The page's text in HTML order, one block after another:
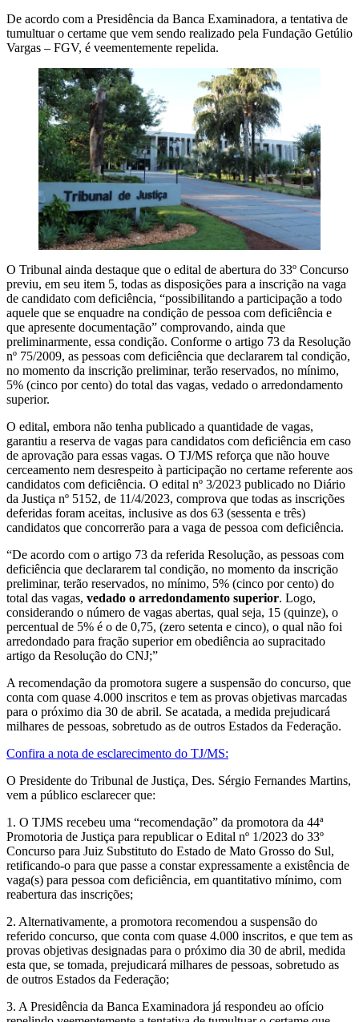
De acordo com a Presidência da Banca Examinadora, a tentativa de
tumultuar o certame que vem sendo realizado pela Fundação Getúlio
Vargas – FGV, é veementemente repelida.
O Tribunal ainda destaque que o edital de abertura do 33º Concurso
previu, em seu item 5, todas as disposições para a inscrição na vaga
de candidato com deficiência, “possibilitando a participação a todo
aquele que se enquadre na condição de pessoa com deficiência e
que apresente documentação” comprovando, ainda que
preliminarmente, essa condição. Conforme o artigo 73 da Resolução
nº 75/2009, as pessoas com deficiência que declararem tal condição,
no momento da inscrição preliminar, terão reservados, no mínimo,
5% (cinco por cento) do total das vagas, vedado o arredondamento
superior.
O edital, embora não tenha publicado a quantidade de vagas,
garantiu a reserva de vagas para candidatos com deficiência em caso
de aprovação para essas vagas. O TJ/MS reforça que não houve
cerceamento nem desrespeito à participação no certame referente aos
candidatos com deficiência. O edital nº 3/2023 publicado no Diário
da Justiça nº 5152, de 11/4/2023, comprova que todas as inscrições
deferidas foram aceitas, inclusive as dos 63 (sessenta e três)
candidatos que concorrerão para a vaga de pessoa com deficiência.
“De acordo com o artigo 73 da referida Resolução, as pessoas com
deficiência que declararem tal condição, no momento da inscrição
preliminar, terão reservados, no mínimo, 5% (cinco por cento) do
total das vagas, vedado o arredondamento superior. Logo,
considerando o número de vagas abertas, qual seja, 15 (quinze), o
percentual de 5% é o de 0,75, (zero setenta e cinco), o qual não foi
arredondado para fração superior em obediência ao supracitado
artigo da Resolução do CNJ;”
A recomendação da promotora sugere a suspensão do concurso, que
conta com quase 4.000 inscritos e tem as provas objetivas marcadas
para o próximo dia 30 de abril. Se acatada, a medida prejudicará
milhares de pessoas, sobretudo as de outros Estados da Federação.
Confira a nota de esclarecimento do TJ/MS:
O Presidente do Tribunal de Justiça, Des. Sérgio Fernandes Martins,
vem a público esclarecer que:
1. O TJMS recebeu uma “recomendação” da promotora da 44ª
Promotoria de Justiça para republicar o Edital nº 1/2023 do 33º
Concurso para Juiz Substituto do Estado de Mato Grosso do Sul,
retificando-o para que passe a constar expressamente a existência de
vaga(s) para pessoa com deficiência, em quantitativo mínimo, com
reabertura das inscrições;
2. Alternativamente, a promotora recomendou a suspensão do
referido concurso, que conta com quase 4.000 inscritos, e que tem as
provas objetivas designadas para o próximo dia 30 de abril, medida
esta que, se tomada, prejudicará milhares de pessoas, sobretudo as
de outros Estados da Federação;
3. A Presidência da Banca Examinadora já respondeu ao ofício